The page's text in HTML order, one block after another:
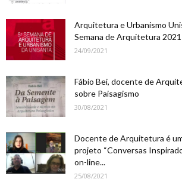
Arquitetura e Urbanismo
Semana de Arquitetura
24/09/2021
Fábio Bei, docente de
sobre Paisagismo
30/08/2021
Docente de Arquitetura é
projeto “Conversas
on-line...
25/08/2021